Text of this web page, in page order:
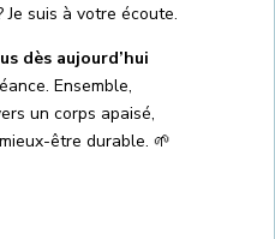
suis à votre écoute.
dès aujourd’hui
Ensemble,
un corps apaisé,
être durable. 🌱